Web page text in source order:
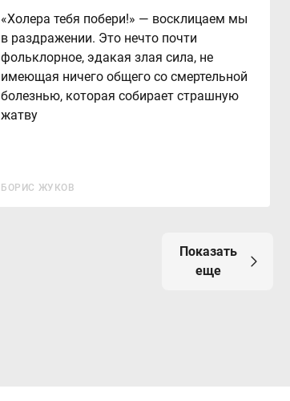
«Холера тебя побери!» — восклицаем мы
в раздражении. Это нечто почти
фольклорное, эдакая злая сила, не
имеющая ничего общего со смертельной
болезнью, которая собирает страшную
жатву
БОРИС ЖУКОВ
Показать
еще